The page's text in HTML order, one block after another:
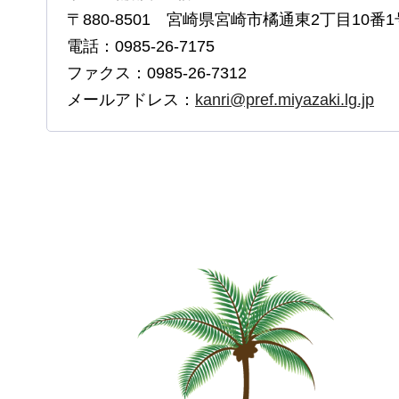
〒880-8501 宮崎県宮崎市橘通東2丁目10番1
電話：0985-26-7175
ファクス：0985-26-7312
メールアドレス： kanri@pref.miyazaki.lg.jp